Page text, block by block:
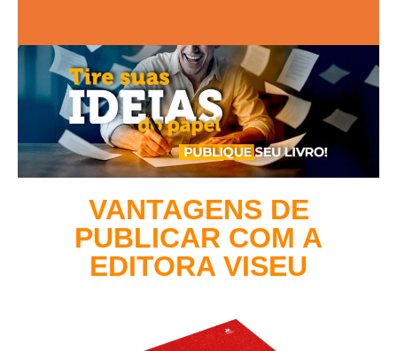
VANTAGENS DE
PUBLICAR COM A
EDITORA VISEU